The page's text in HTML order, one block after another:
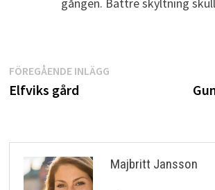
Inläggsnavigering
FÖREGÅENDE INLÄGGFöregående
Elfviks gård
Majbritt Jansson